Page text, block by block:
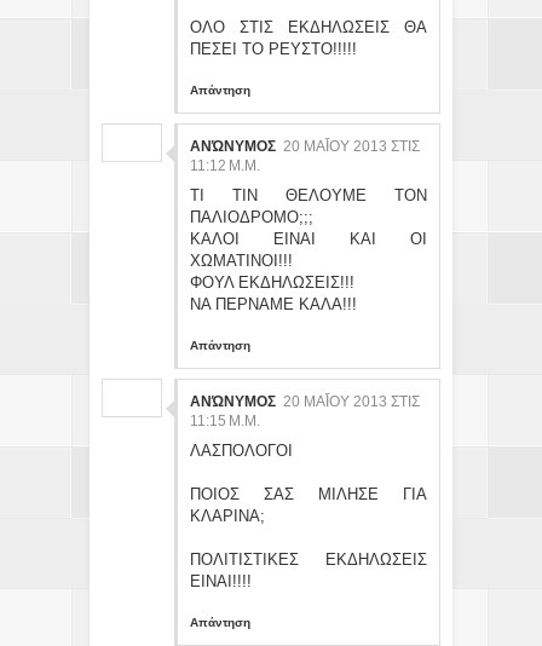
ΟΛΟ ΣΤΙΣ ΕΚΔΗΛΩΣΕΙΣ ΘΑ
ΠΕΣΕΙ ΤΟ ΡΕΥΣΤΟ!!!!!
Απάντηση
ΑΝΏΝΥΜΟΣ 20 ΜΑΪ́ΟΥ 2013 ΣΤΙΣ 11
:12 Μ.Μ.
ΤΙ ΤΙΝ ΘΕΛΟΥΜΕ ΤΟΝ
ΠΑΛΙΟΔΡΟΜΟ;;;
ΚΑΛΟΙ ΕΙΝΑΙ ΚΑΙ ΟΙ
ΧΩΜΑΤΙΝΟΙ!!!
ΦΟΥΛ ΕΚΔΗΛΩΣΕΙΣ!!!
ΝΑ ΠΕΡΝΑΜΕ ΚΑΛΑ!!!
Απάντηση
ΑΝΏΝΥΜΟΣ 20 ΜΑΪ́ΟΥ 2013 ΣΤΙΣ 11
:15 Μ.Μ.
ΛΑΣΠΟΛΟΓΟΙ
ΠΟΙΟΣ ΣΑΣ ΜΙΛΗΣΕ ΓΙΑ
ΚΛΑΡΙΝΑ;
ΠΟΛΙΤΙΣΤΙΚΕΣ ΕΚΔΗΛΩΣΕΙΣ
ΕΙΝΑΙ!!!!
Απάντηση